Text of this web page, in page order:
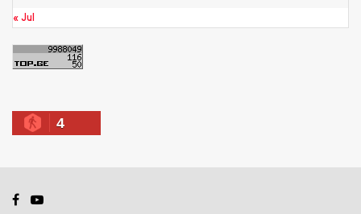
« Jul
4